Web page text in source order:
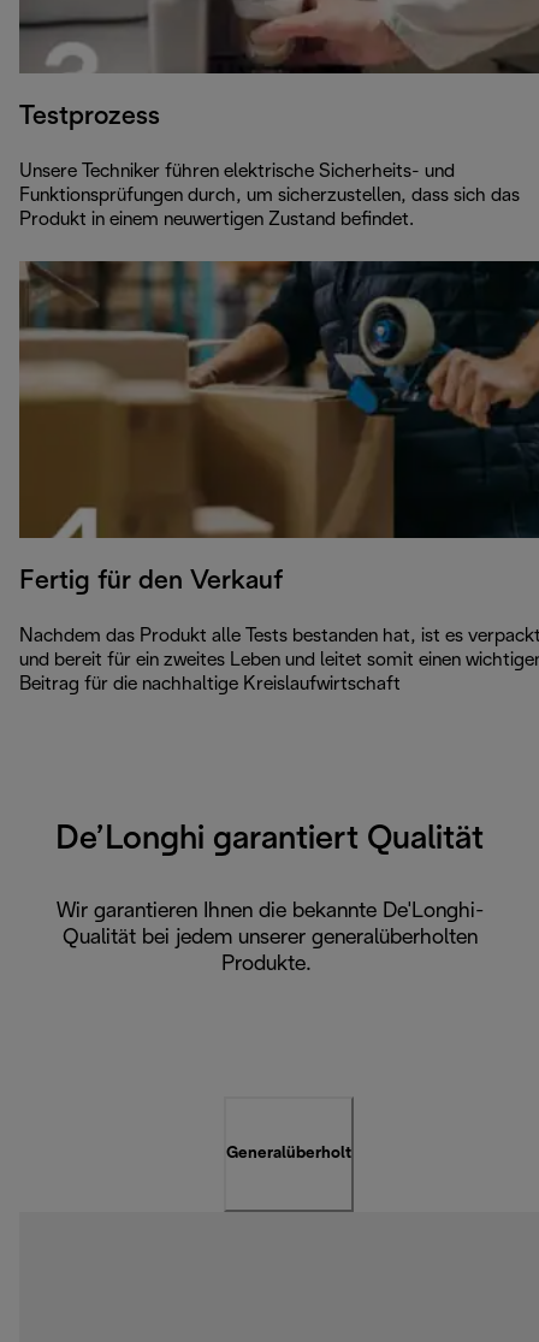
Testprozess
Unsere Techniker führen elektrische Sicherheits- und
Funktionsprüfungen durch, um sicherzustellen, dass sich das
Produkt in einem neuwertigen Zustand befindet.
Fertig für den Verkauf
Nachdem das Produkt alle Tests bestanden hat, ist es
und bereit für ein zweites Leben und leitet somit einen
Beitrag für die nachhaltige Kreislaufwirtschaft
De’Longhi garantiert Qualität
Wir garantieren Ihnen die bekannte De'Longhi-
Qualität bei jedem unserer generalüberholten
Produkte.
Generalüberholt